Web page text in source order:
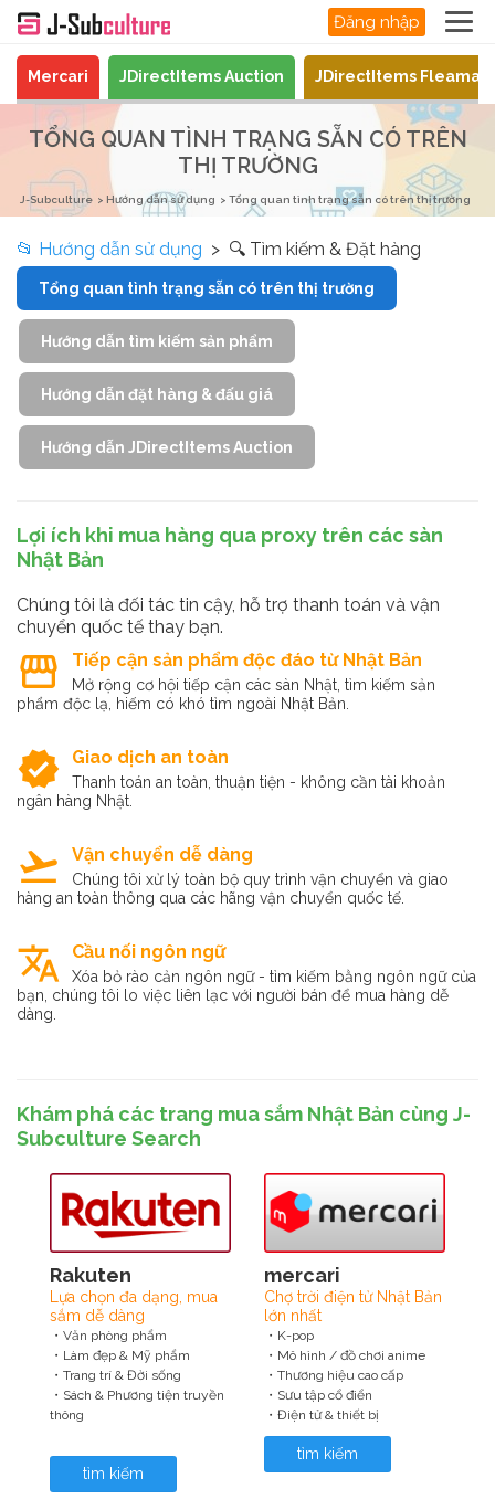
Đăng nhập
Mercari JDirectItems Auction JDirectItems
TỔNG QUAN TÌNH TRẠNG SẴN CÓ TRÊN
THỊ TRƯỜNG
J-Subculture Hướng dẫn sử dụng Tổng quan tình trạng sẵn có trên thị trường
📂 Hướng dẫn sử dụng > 🔍 Tìm kiếm & Đặt hàng
Tổng quan tình trạng sẵn có trên thị trường
Hướng dẫn tìm kiếm sản phẩm
Hướng dẫn đặt hàng & đấu giá
Hướng dẫn JDirectItems Auction
Lợi ích khi mua hàng qua proxy trên các sàn
Nhật Bản
Chúng tôi là đối tác tin cậy, hỗ trợ thanh toán và vận
chuyển quốc tế thay bạn.
storefront Tiếp cận sản phẩm độc đáo từ Nhật Bản
Mở rộng cơ hội tiếp cận các sàn Nhật, tìm kiếm sản
phẩm độc lạ, hiếm có khó tìm ngoài Nhật Bản.
verified Giao dịch an toàn
Thanh toán an toàn, thuận tiện - không cần tài khoản
ngân hàng Nhật.
flight_takeoff Vận chuyển dễ dàng
Chúng tôi xử lý toàn bộ quy trình vận chuyển và giao
hàng an toàn thông qua các hãng vận chuyển quốc tế.
translate Cầu nối ngôn ngữ
Xóa bỏ rào cản ngôn ngữ - tìm kiếm bằng ngôn ngữ của
bạn, chúng tôi lo việc liên lạc với người bán để mua hàng dễ
dàng.
Khám phá các trang mua sắm Nhật Bản cùng J-
Subculture Search
Rakuten
Lựa chọn đa dạng, mua
sắm dễ dàng
・Văn phòng phẩm
・Làm đẹp & Mỹ phẩm
・Trang trí & Đời sống
・Sách & Phương tiện truyền
thông
tìm kiếm
mercari
Chợ trời điện tử Nhật Bản
lớn nhất
・K-pop
・Mô hình / đồ chơi anime
・Thương hiệu cao cấp
・Sưu tập cổ điển
・Điện tử & thiết bị
tìm kiếm